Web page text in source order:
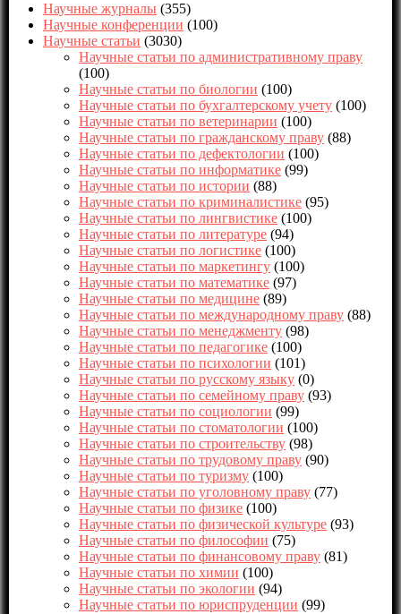
Научные журналы (355)
Научные конференции (100)
Научные статьи (3030)
Научные статьи по административному праву
(100)
Научные статьи по биологии (100)
Научные статьи по бухгалтерскому учету (100)
Научные статьи по ветеринарии (100)
Научные статьи по гражданскому праву (88)
Научные статьи по дефектологии (100)
Научные статьи по информатике (99)
Научные статьи по истории (88)
Научные статьи по криминалистике (95)
Научные статьи по лингвистике (100)
Научные статьи по литературе (94)
Научные статьи по логистике (100)
Научные статьи по маркетингу (100)
Научные статьи по математике (97)
Научные статьи по медицине (89)
Научные статьи по международному праву (88)
Научные статьи по менеджменту (98)
Научные статьи по педагогике (100)
Научные статьи по психологии (101)
Научные статьи по русскому языку (0)
Научные статьи по семейному праву (93)
Научные статьи по социологии (99)
Научные статьи по стоматологии (100)
Научные статьи по строительству (98)
Научные статьи по трудовому праву (90)
Научные статьи по туризму (100)
Научные статьи по уголовному праву (77)
Научные статьи по физике (100)
Научные статьи по физической культуре (93)
Научные статьи по философии (75)
Научные статьи по финансовому праву (81)
Научные статьи по химии (100)
Научные статьи по экологии (94)
Научные статьи по юриспруденции (99)